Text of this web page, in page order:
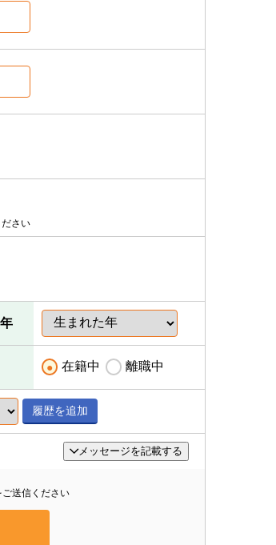
さい
在籍中 離職中
履歴を追加
メッセージを記載する
送信ください